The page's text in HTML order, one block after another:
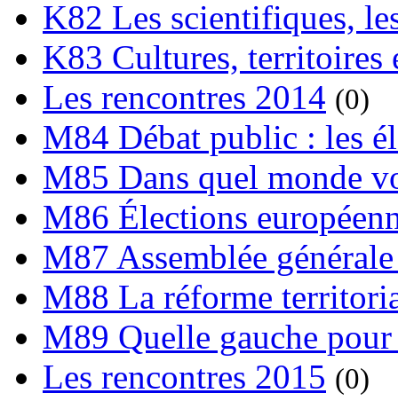
K82 Les scientifiques,
K83 Cultures, territoires
Les rencontres 2014 (0)
M84 Débat public : les
M85 Dans quel monde
M86 Élections
M87 Assemblée
M88 La réforme
M89 Quelle gauche
Les rencontres 2015 (0)